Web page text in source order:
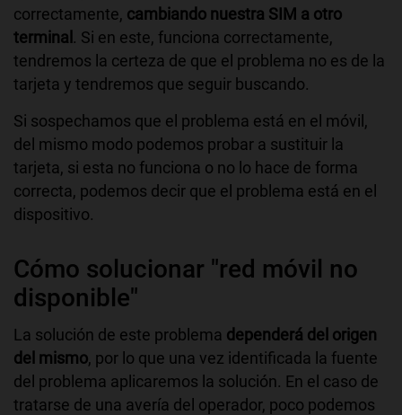
correctamente, cambiando nuestra SIM a otro
terminal . Si en este, funciona correctamente,
tendremos la certeza de que el problema no es de la
tarjeta y tendremos que seguir buscando.
Si sospechamos que el problema está en el móvil,
del mismo modo podemos probar a sustituir la
tarjeta, si esta no funciona o no lo hace de forma
correcta, podemos decir que el problema está en el
dispositivo.
Cómo solucionar "red móvil no
disponible"
La solución de este problema dependerá del origen
del mismo, por lo que una vez identificada la fuente
del problema aplicaremos la solución. En el caso de
tratarse de una avería del operador, poco podemos